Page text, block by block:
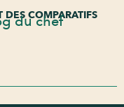
DES COMPARATIFS
du chef